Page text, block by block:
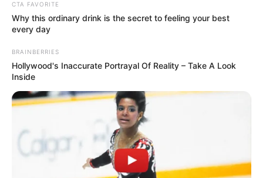
CTA FAVORITE
Why this ordinary drink is the secret to feeling your best
every day
BRAINBERRIES
Hollywood's Inaccurate Portrayal Of Reality – Take A Look
Inside